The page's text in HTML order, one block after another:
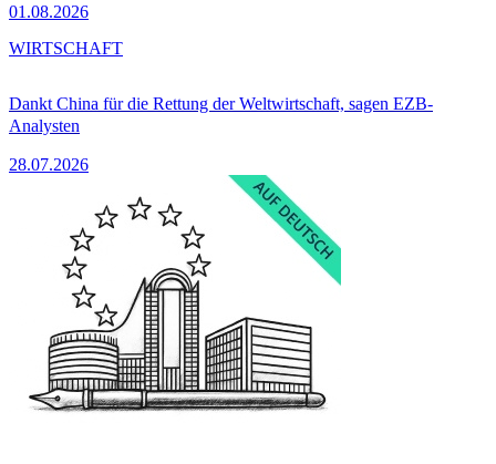
01.08.2026
Dankt China für die Rettung der Weltwirtschaft, sagen EZB-
Analysten
28.07.2026
WIRTSCHAFT